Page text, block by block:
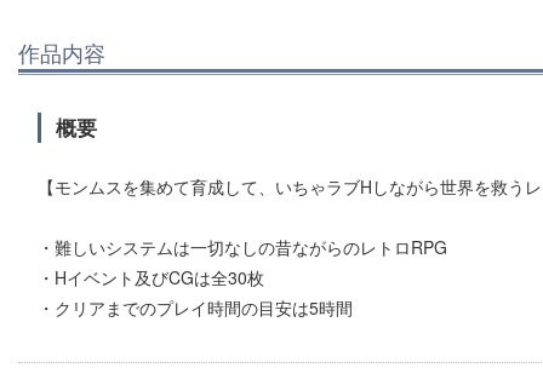
作品内容
概要
【モンムスを集めて育成して、いちゃラブHしながら世界を救う
・難しいシステムは一切なしの昔ながらのレトロRPG
・Hイベント及びCGは全30枚
・クリアまでのプレイ時間の目安は5時間